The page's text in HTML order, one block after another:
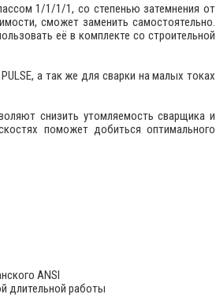
1/1/1/1, со степенью затемнения от
сможет заменить самостоятельно.
её в комплекте со строительной
а так же для сварки на малых токах
снизить утомляемость сварщика и
поможет добиться оптимального
ANSI
длительной работы